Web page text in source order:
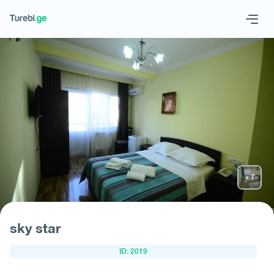
Geo Eng
მოითხოვე სასტუმრო
sky star
ID: 2019